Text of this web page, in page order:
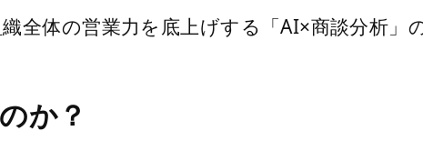
体の営業力を底上げする「AI×商談分析」
か？